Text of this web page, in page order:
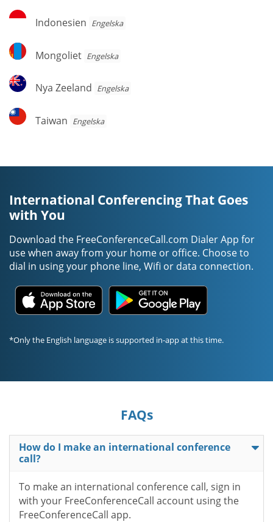
Indonesien
Indonesien Engelska
Mongoliet
Mongoliet Engelska
Nya
Zeeland
Nya Zeeland Engelska
Taiwan
Taiwan Engelska
International Conferencing That Goes
with You
Download the FreeConferenceCall.com Dialer App for
use when away from your home or office. Choose to
dial in using your phone line, Wifi or data connection.
*Only the English language is supported in-app at this time.
FAQs
How do I make an international conference
call?
To make an international conference call, sign in
with your FreeConferenceCall account using the
FreeConferenceCall app.